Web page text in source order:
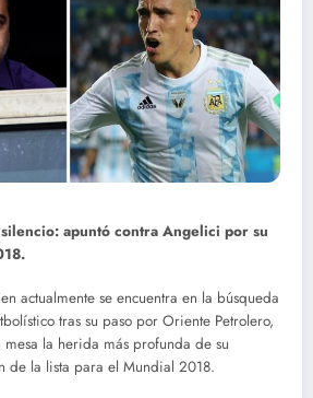
apuntó contra Angelici por su
actualmente se encuentra en la búsqueda
tras su paso por Oriente Petrolero,
la herida más profunda de su
de la lista para el Mundial 2018.